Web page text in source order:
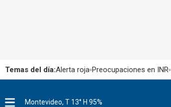
Temas del día:Alerta roja Preocupaciones en INR
Montevideo, T 13° H 95%